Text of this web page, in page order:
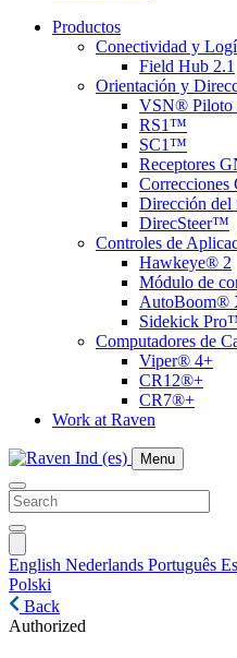
Productos
Conectividad y
Field Hub 2.1
Orientación y
VSN® Piloto
RS1™
SC1™
Receptores
Correcciones
Dirección del
DirecSteer™
Controles de
Hawkeye® 2
Módulo de
AutoBoom®
Sidekick
Computadores de
Viper® 4+
CR12®+
CR7®+
Work at Raven
Menu
English Nederlands Português
Polski
Back
Authorized